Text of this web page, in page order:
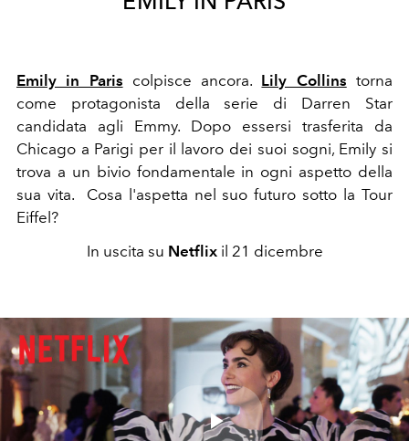
Emily in Paris colpisce ancora. Lily Collins torna
come protagonista della serie di Darren Star
candidata agli Emmy. Dopo essersi trasferita da
Chicago a Parigi per il lavoro dei suoi sogni, Emily si
trova a un bivio fondamentale in ogni aspetto della
sua vita. Cosa l'aspetta nel suo futuro sotto la Tour
Eiffel?
In uscita su Netflixil 21 dicembre